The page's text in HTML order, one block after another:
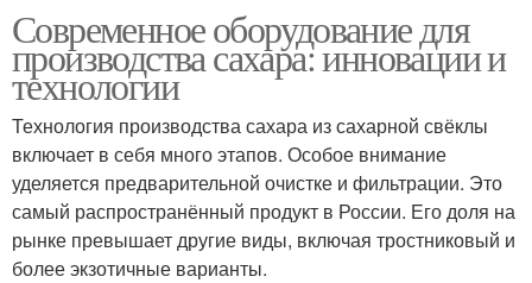
Современное оборудование для
производства сахара: инновации и
технологии
Технология производства сахара из сахарной свёклы
включает в себя много этапов. Особое внимание
уделяется предварительной очистке и фильтрации. Это
самый распространённый продукт в России. Его доля на
рынке превышает другие виды, включая тростниковый и
более экзотичные варианты.